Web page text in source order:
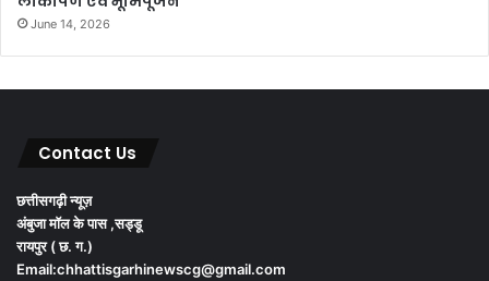
June 14, 2026
Contact Us
छत्तीसगढ़ी न्यूज़
अंबुजा मॉल के पास ,सड्डू
रायपुर ( छ. ग.)
Email:chhattisgarhinewscg@gmail.com